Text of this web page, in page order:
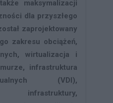
maksymalizacji
dla przyszłego
zaprojektowany
zakresu obciążeń,
wirtualizacja i
infrastruktura
(VDI),
infrastruktury,